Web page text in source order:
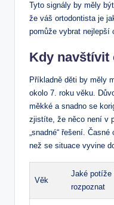
Tyto signály by měly
že váš ortodontista je
pomůže vybrat nejlepší
Kdy navštívit
Příkladně děti by měly
okolo 7. roku věku.
měkké a snadno se
zjistíte, že něco není v
„snadné“ řešení.
než se situace vyvine
Věk
Jaké potíže
rozpoznat